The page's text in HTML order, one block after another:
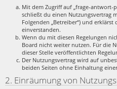
Mit dem Zugriff auf „frage-antwort-
schließt du einen Nutzungsvertrag
Folgenden „Betreiber“) und
einverstanden.
Wenn du mit diesen Regelungen
Board nicht weiter nutzen. Für die
dieser Stelle veröffentlichten
Der Nutzungsvertrag wird auf
beiden Seiten ohne Einhaltung
2. Einräumung von